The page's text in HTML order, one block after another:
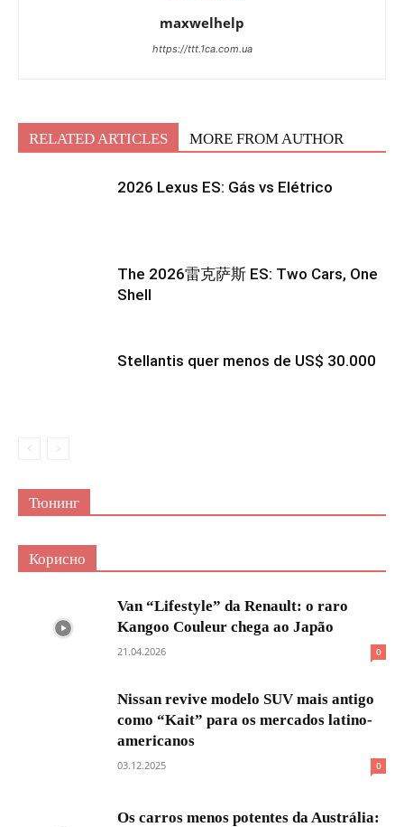
maxwelhelp
https://ttt.1ca.com.ua
RELATED ARTICLES MORE FROM AUTHOR
2026 Lexus ES: Gás vs Elétrico
The 2026雷克萨斯 ES: Two Cars, One
Shell
Stellantis quer menos de US$ 30.000
Тюнинг
Корисно
Van “Lifestyle” da Renault: o raro
Kangoo Couleur chega ao Japão
21.04.2026 0
Nissan revive modelo SUV mais antigo
como “Kait” para os mercados latino-
americanos
03.12.2025 0
Os carros menos potentes da Austrália: